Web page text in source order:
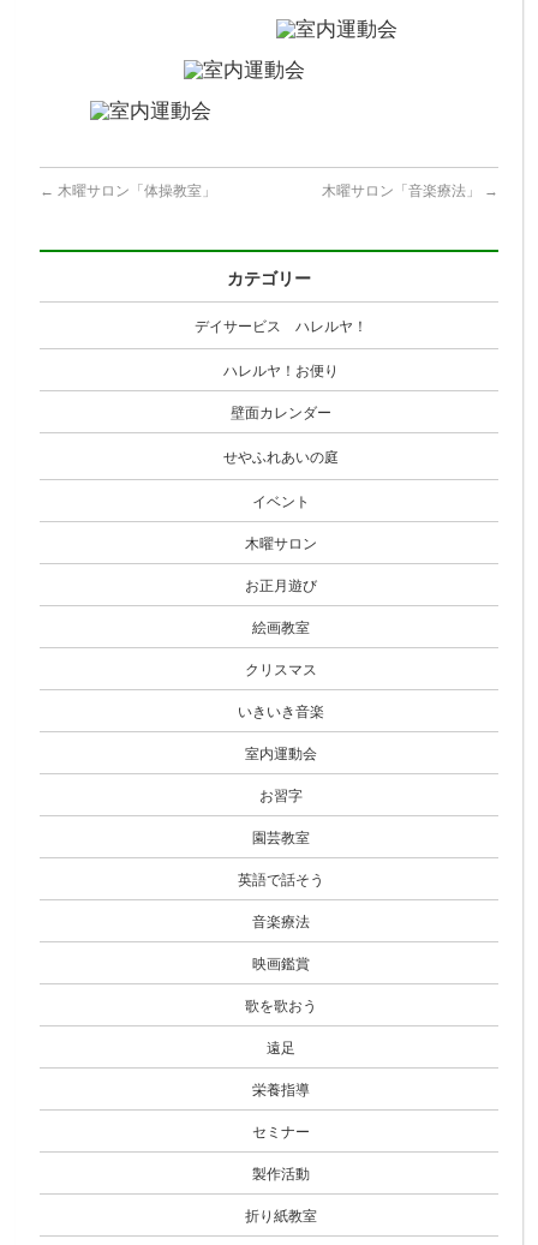
← 木曜サロン「体操教室」 木曜サロン「音楽療法」 →
カテゴリー
デイサービス ハレルヤ！
ハレルヤ！お便り
壁面カレンダー
せやふれあいの庭
イベント
木曜サロン
お正月遊び
絵画教室
クリスマス
いきいき音楽
室内運動会
お習字
園芸教室
英語で話そう
音楽療法
映画鑑賞
歌を歌おう
遠足
栄養指導
セミナー
製作活動
折り紙教室